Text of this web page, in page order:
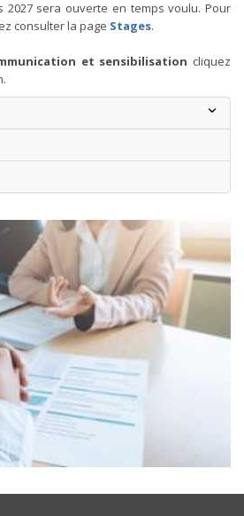
sera ouverte en temps voulu. Pour
consulter la page Stages.
et sensibilisation cliquez